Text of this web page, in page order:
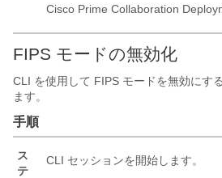
Cisco Prime Collaboration
FIPS モードの無効化
CLI を使用して FIPS モードを無効にす
ます。
手順
ス
テ
CLI セッションを開始します。